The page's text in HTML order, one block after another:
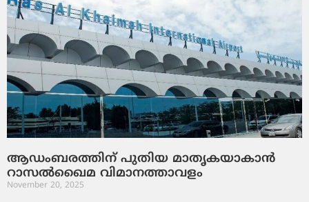
ആഡംബരത്തിന് പുതിയ മാതൃകയാകാൻ
റാസൽഖൈമ വിമാനത്താവളം
November 20, 2025